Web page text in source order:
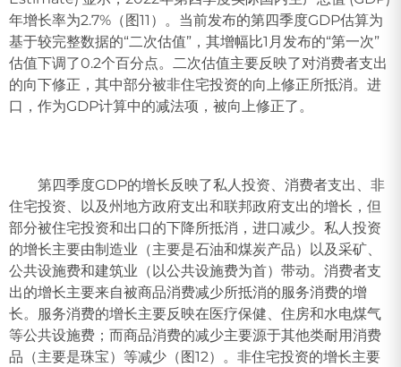
年增长率为2.7%（图11）。当前发布的第四季度GDP估算为
基于较完整数据的“二次估值”，其增幅比1月发布的“第一次”
估值下调了0.2个百分点。二次估值主要反映了对消费者支出
的向下修正，其中部分被非住宅投资的向上修正所抵消。进
口，作为GDP计算中的减法项，被向上修正了。
第四季度GDP的增长反映了私人投资、消费者支出、非
住宅投资、以及州地方政府支出和联邦政府支出的增长，但
部分被住宅投资和出口的下降所抵消，进口减少。私人投资
的增长主要由制造业（主要是石油和煤炭产品）以及采矿、
公共设施费和建筑业（以公共设施费为首）带动。消费者支
出的增长主要来自被商品消费减少所抵消的服务消费的增
长。服务消费的增长主要反映在医疗保健、住房和水电煤气
等公共设施费；而商品消费的减少主要源于其他类耐用消费
品（主要是珠宝）等减少（图12）。非住宅投资的增长主要